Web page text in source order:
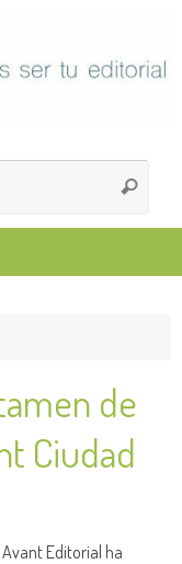
Buscar
de
Ciudad
Avant Editorial ha